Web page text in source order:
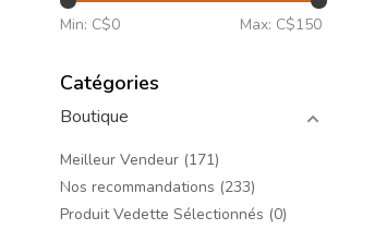
Min: C$0 Max: C$150
Catégories
Boutique
Meilleur Vendeur (171)
Nos recommandations (233)
Produit Vedette Sélectionnés (0)